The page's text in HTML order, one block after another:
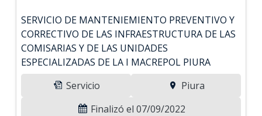
SERVICIO DE MANTENIEMIENTO PREVENTIVO Y
CORRECTIVO DE LAS INFRAESTRUCTURA DE LAS
COMISARIAS Y DE LAS UNIDADES
ESPECIALIZADAS DE LA I MACREPOL PIURA
Servicio
Piura
Finalizó el 07/09/2022